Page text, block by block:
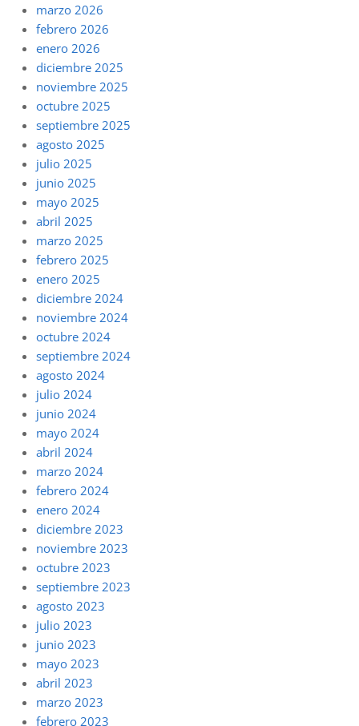
marzo 2026
febrero 2026
enero 2026
diciembre 2025
noviembre 2025
octubre 2025
septiembre 2025
agosto 2025
julio 2025
junio 2025
mayo 2025
abril 2025
marzo 2025
febrero 2025
enero 2025
diciembre 2024
noviembre 2024
octubre 2024
septiembre 2024
agosto 2024
julio 2024
junio 2024
mayo 2024
abril 2024
marzo 2024
febrero 2024
enero 2024
diciembre 2023
noviembre 2023
octubre 2023
septiembre 2023
agosto 2023
julio 2023
junio 2023
mayo 2023
abril 2023
marzo 2023
febrero 2023